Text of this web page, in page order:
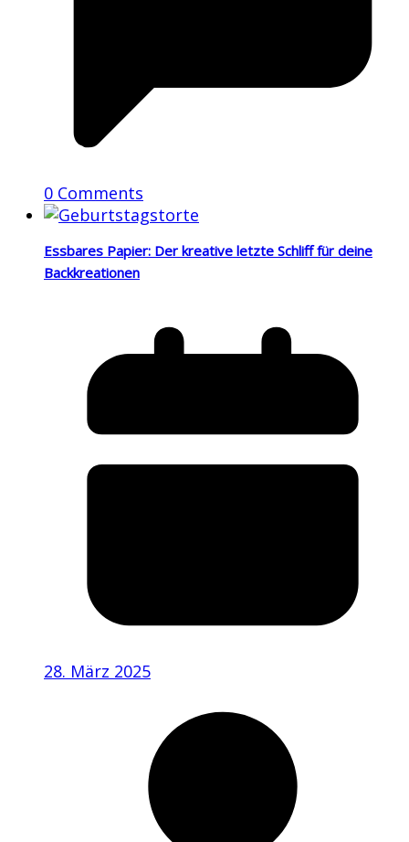
0 Comments
Essbares Papier: Der kreative letzte Schliff für deine
Backkreationen
28. März 2025